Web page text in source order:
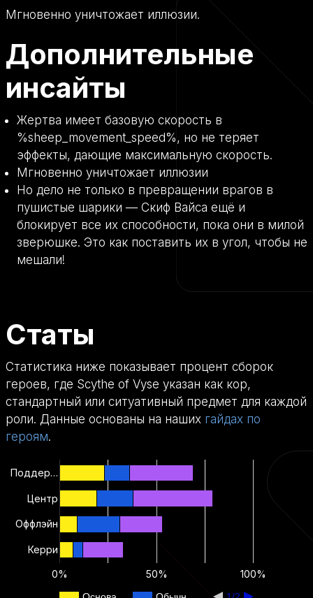
Мгновенно уничтожает иллюзии.
Дополнительные
инсайты
Жертва имеет базовую скорость в
%sheep_movement_speed%, но не теряет
эффекты, дающие максимальную скорость.
Мгновенно уничтожает иллюзии
Но дело не только в превращении врагов в
пушистые шарики — Скиф Вайса ещё и
блокирует все их способности, пока они в милой
зверюшке. Это как поставить их в угол, чтобы не
мешали!
Статы
Статистика ниже показывает процент сборок
героев, где Scythe of Vyse указан как кор,
стандартный или ситуативный предмет для каждой
роли. Данные основаны на наших гайдах по
героям.
0% 50% 100%
Поддер…
Центр
Оффлэйн
Керри